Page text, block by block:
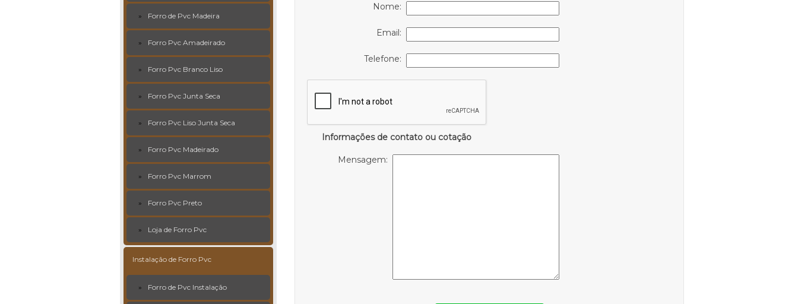
Forro de Pvc Madeira
Forro Pvc Amadeirado
Forro Pvc Branco Liso
Forro Pvc Junta Seca
Forro Pvc Liso Junta Seca
Forro Pvc Madeirado
Forro Pvc Marrom
Forro Pvc Preto
Loja de Forro Pvc
Instalação de Forro Pvc
Forro de Pvc Instalação
Nome:
Email:
Telefone:
Informações de contato ou cotação
Mensagem: